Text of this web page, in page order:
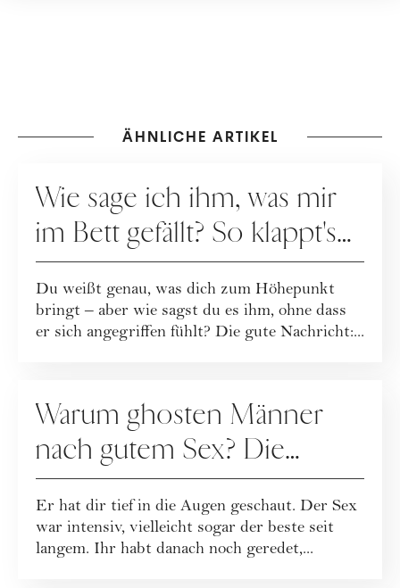
ÄHNLICHE ARTIKEL
Wie sage ich ihm, was mir
im Bett gefällt? So klappt's
ohne Kränkung
Du weißt genau, was dich zum Höhepunkt
bringt – aber wie sagst du es ihm, ohne dass
er sich angegriffen fühlt? Die gute Nachricht:...
Warum ghosten Männer
nach gutem Sex? Die
Wahrheit, die wehtut
Er hat dir tief in die Augen geschaut. Der Sex
war intensiv, vielleicht sogar der beste seit
langem. Ihr habt danach noch geredet,...